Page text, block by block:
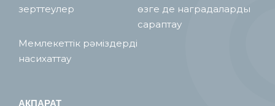
зерттеулер
өзге де наградаларды
сараптау
Мемлекеттік рәміздерді
насихаттау
АҚПАРАТ